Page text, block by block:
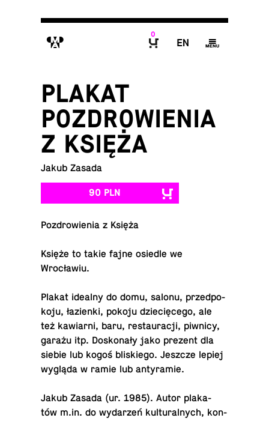
M
0
E g
PLAKAT
POZDROWIENIA
Z KSIĘŻA
Jakub Zasada
90 PLN
Po­zdro­wie­nia z Księża
Księże to takie fajne osiedle we
Wrocławiu.
Plakat idealny do domu, salonu, przed­po­
ko­ju, ła­zien­ki, pokoju dzie­cię­ce­go, ale
też ka­wiar­ni, baru, re­stau­ra­cji, piwnicy,
garażu itp. Do­sko­na­ły jako prezent dla
siebie lub kogoś bli­skie­go. Jeszcze lepiej
wygląda w ramie lub antyramie.
Jakub Zasada (ur. 1985). Autor pla­ka­
tów m.​in. do wy­da­rzeń kul­tu­ral­nych, kon­